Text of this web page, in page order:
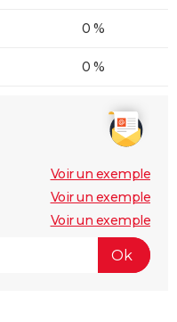
0 %
0 %
Voir un exemple
Voir un exemple
Voir un exemple